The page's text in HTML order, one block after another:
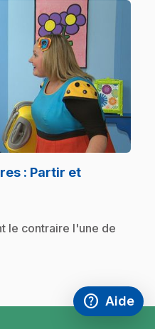
: Partir et
le contraire l'une de
help
Accéder à
Aide
,Ce lien